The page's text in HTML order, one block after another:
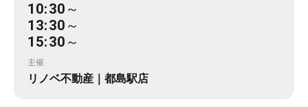
10:30～
13:30～
15:30～
主催
リノベ不動産｜都島駅店